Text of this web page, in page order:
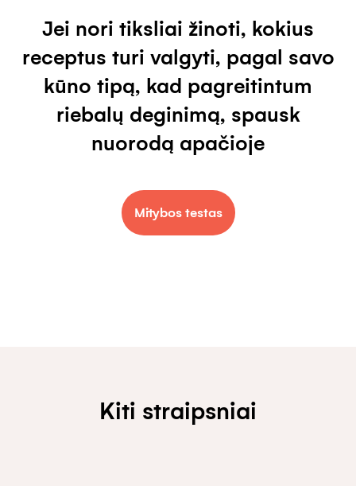
Jei nori tiksliai žinoti, kokius
receptus turi valgyti, pagal savo
kūno tipą, kad pagreitintum
riebalų deginimą, spausk
nuorodą apačioje
Mitybos testas
Kiti straipsniai